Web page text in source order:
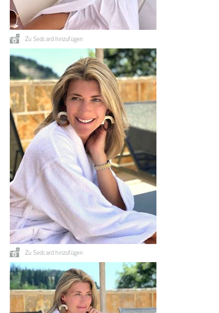
Zu Sedcard hinzufügen
Zu Sedcard hinzufügen